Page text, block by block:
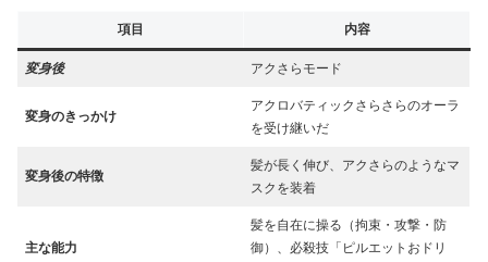
項目 内容
変身後 アクさらモード
変身のきっかけ
アクロバティックさらさらのオーラ
を受け継いだ
変身後の特徴
髪が長く伸び、アクさらのようなマ
スクを装着
主な能力
髪を自在に操る（拘束・攻撃・防
御）、必殺技「ピルエットおドリ